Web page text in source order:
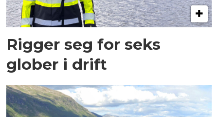
Rigger seg for seks
glober i drift